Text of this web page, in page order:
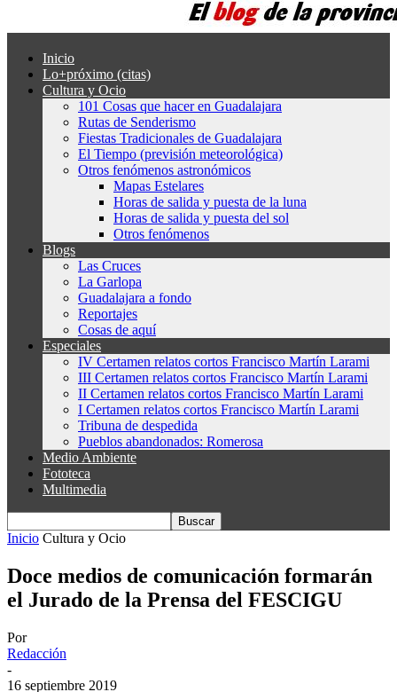
Inicio
Lo+próximo (citas)
Cultura y Ocio
101 Cosas que hacer en Guadalajara
Rutas de Senderismo
Fiestas Tradicionales de Guadalajara
El Tiempo (previsión meteorológica)
Otros fenómenos astronómicos
Mapas Estelares
Horas de salida y puesta de la luna
Horas de salida y puesta del sol
Otros fenómenos
Blogs
Las Cruces
La Garlopa
Guadalajara a fondo
Reportajes
Cosas de aquí
Especiales
IV Certamen relatos cortos Francisco Martín Larami
III Certamen relatos cortos Francisco Martín Larami
II Certamen relatos cortos Francisco Martín Larami
I Certamen relatos cortos Francisco Martín Larami
Tribuna de despedida
Pueblos abandonados: Romerosa
Medio Ambiente
Fototeca
Multimedia
Inicio Cultura y Ocio
Doce medios de comunicación formarán
el Jurado de la Prensa del FESCIGU
Por
Redacción
-
16 septiembre 2019